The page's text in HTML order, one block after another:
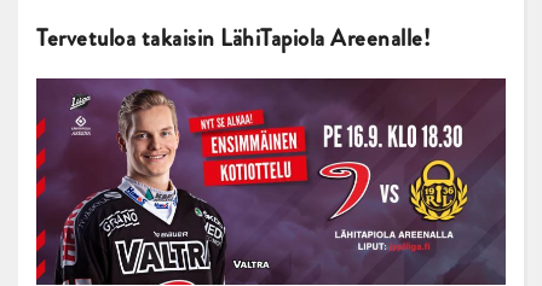
Tervetuloa takaisin LähiTapiola Areenalle!